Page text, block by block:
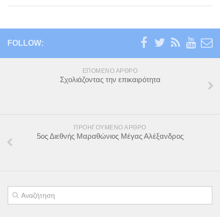
FOLLOW:
ΕΠΌΜΕΝΟ ΆΡΘΡΟ
Σχολιάζοντας την επικαιρότητα
ΠΡΟΗΓΟΎΜΕΝΟ ΆΡΘΡΟ
5ος Διεθνής Μαραθώνιος Μέγας Αλέξανδρος